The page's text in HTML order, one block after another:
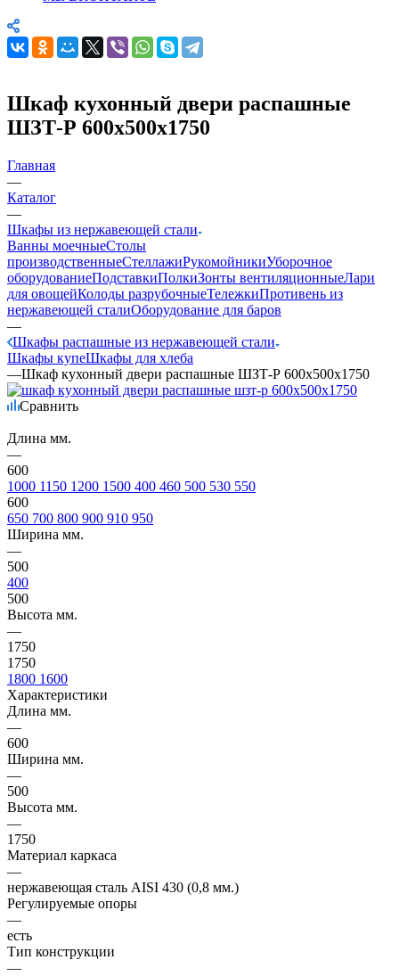
Шкаф кухонный двери распашные
ШЗТ-Р 600х500х1750
Главная
—
Каталог
—
Шкафы из нержавеющей стали
Ванны моечныеСтолы
производственныеСтеллажиРукомойникиУборочное
оборудованиеПодставкиПолкиЗонты вентиляционныеЛари
для овощейКолоды разрубочныеТележкиПротивень из
нержавеющей сталиОборудование для баров
—
Шкафы распашные из нержавеющей стали
Шкафы купеШкафы для хлеба
—Шкаф кухонный двери распашные ШЗТ-Р 600х500х1750
Сравнить
Длина мм.
—
600
1000 1150 1200 1500 400 460 500 530 550
600
650 700 800 900 910 950
Ширина мм.
—
500
400
500
Высота мм.
—
1750
1750
1800 1600
Характеристики
Длина мм.
—
600
Ширина мм.
—
500
Высота мм.
—
1750
Материал каркаса
—
нержавеющая сталь AISI 430 (0,8 мм.)
Регулируемые опоры
—
есть
Тип конструкции
—